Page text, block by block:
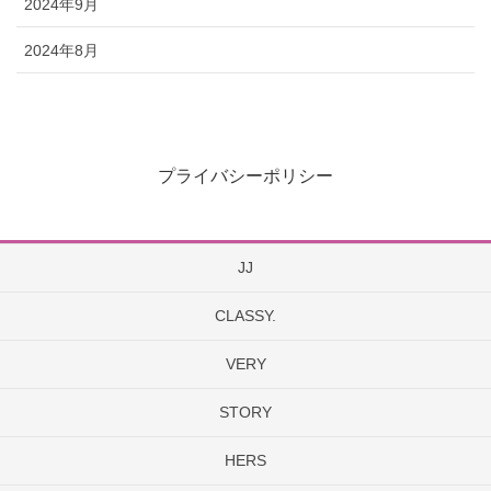
2024年9月
2024年8月
プライバシーポリシー
JJ
CLASSY.
VERY
STORY
HERS